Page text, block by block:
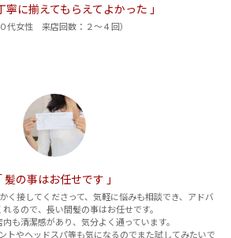
寧に揃えてもらえてよかった 」
０代女性 来店回数：２～４回）
髪の事はお任せです 」
く接してくださって、気軽に悩みも相談でき、アドバ
るので、長い間髪の事はお任せです。
も清潔感があり、気分よく通っています。
トやヘッドスパ等も気になるのでまた試してみたいで